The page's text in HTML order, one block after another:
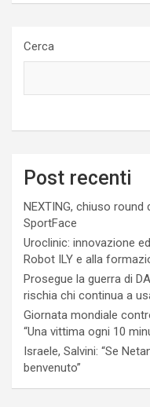
Cerca
Post recenti
NEXTING, chiuso
SportFace
Uroclinic: innovazione
Robot ILY e alla
Prosegue la guerra di
rischia chi continua a
Giornata mondiale
“Una vittima ogni 10
Israele, Salvini: “Se
benvenuto”